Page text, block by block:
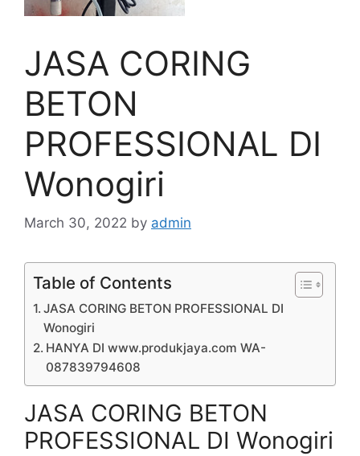
JASA CORING
BETON
PROFESSIONAL DI
Wonogiri
March 30, 2022 by admin
Table of Contents
JASA CORING BETON PROFESSIONAL DI
Wonogiri
HANYA DI www.produkjaya.com WA-
087839794608
JASA CORING BETON
PROFESSIONAL DI Wonogiri